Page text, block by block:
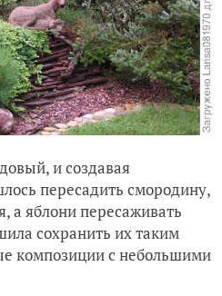
и создавая
пересадить смородину,
а яблони пересаживать
сохранить их таким
композиции с небольшими